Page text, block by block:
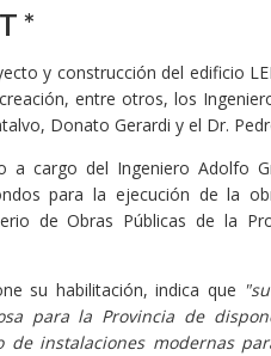
*
y construcción del edificio
entre otros, los
Donato Gerardi y el Dr.
a cargo del Ingeniero Adolfo
para la ejecución de la
de Obras Públicas de la
su habilitación, indica que
para la Provincia de
de instalaciones modernas